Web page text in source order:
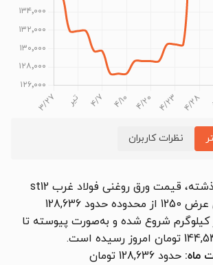
نظرات کاربران
در بازه ۳۰ روز گذشته، قیمت ورق روغنی فولاد غرب st12
ضخامت 0.9 میل عرض 1250 از محدوده حدود 128,636
کیلوگرم شروع شده و به‌صورت پیوسته تا
ماه: حدود 128,636 تومان